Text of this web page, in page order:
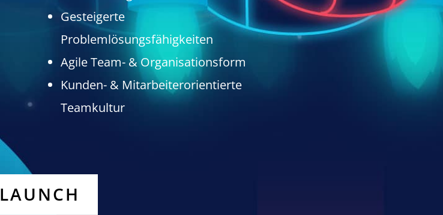
Gesteigerte
Problemlösungsfähigkeiten
Agile Team- & Organisationsform
Kunden- & Mitarbeiterorientierte
Teamkultur
LAUNCH